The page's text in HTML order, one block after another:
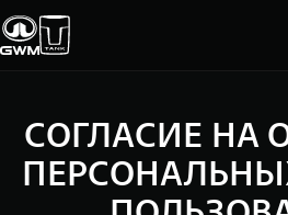
О
СОГЛАСИЕ НА